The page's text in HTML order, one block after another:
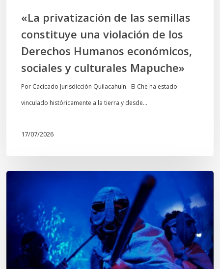
Humanos
económicos,
sociales
culturales
Mapuche»
«La privatización de las semillas
constituye una violación de los
Derechos Humanos económicos,
sociales y culturales Mapuche»
Por Cacicado Jurisdicción Quilacahuín.- El Che ha estado
vinculado históricamente a la tierra y desde…
17/07/2026
tiempos
Wiñoy
Tripantü,